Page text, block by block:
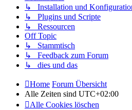
↳ Installation und
↳ Plugins und Scripte
↳ Ressourcen
Off Topic
↳ Stammtisch
↳ Feedback zum Forum
↳ dies und das
Home Forum Übersicht
Alle Zeiten sind UTC+02:00
Alle Cookies löschen